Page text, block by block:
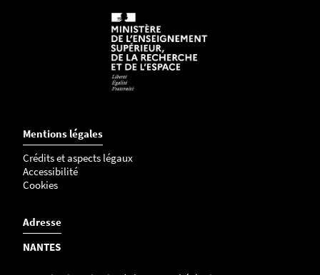
Mentions légales
Crédits et aspects légaux
Accessibilité
Cookies
Adresse
NANTES